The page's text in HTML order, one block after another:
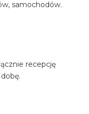
samochodów.
recepcję